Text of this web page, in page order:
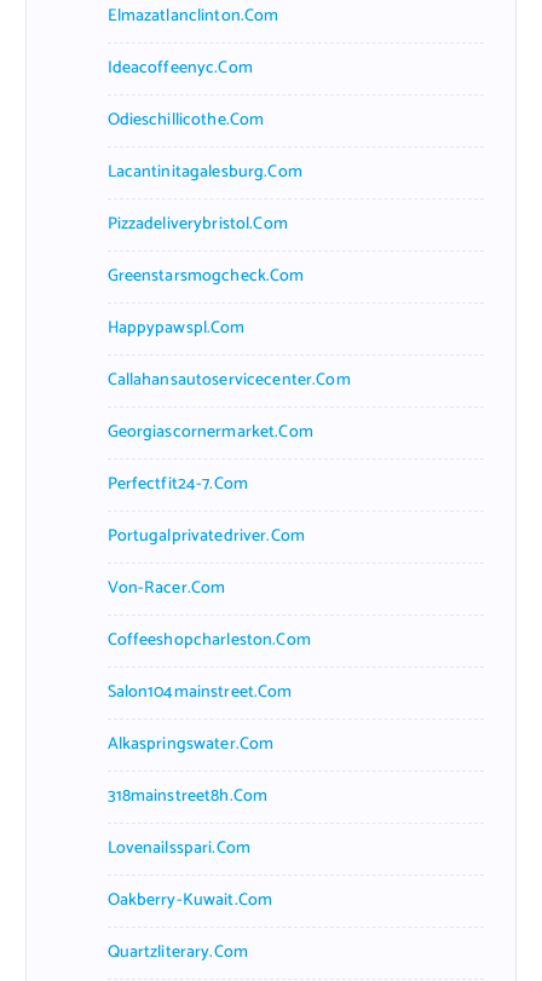
Elmazatlanclinton.com
Ideacoffeenyc.com
Odieschillicothe.com
Lacantinitagalesburg.com
Pizzadeliverybristol.com
Greenstarsmogcheck.com
Happypawspl.com
Callahansautoservicecenter.com
Georgiascornermarket.com
Perfectfit24-7.com
Portugalprivatedriver.com
Von-Racer.com
Coffeeshopcharleston.com
Salon104mainstreet.com
Alkaspringswater.com
318mainstreet8h.com
Lovenailsspari.com
Oakberry-Kuwait.com
Quartzliterary.com